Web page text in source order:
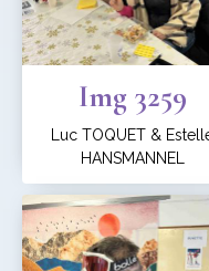
Img 3259
Luc TOQUET &
HANSMANNEL